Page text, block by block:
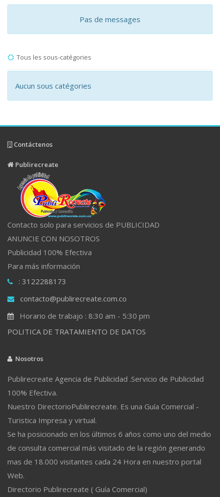
Pas de messages
Tous les sous-catégories
Aucun sous catégories
Contáctenos
Publirecreate
Contacto solo para servicios de PUBLICIDAD
ANUNCIE CON NOSOTROS
Publicidad 100% Efectiva
Para más información
: 3122288173
contacto@publirecreate.com.co
Horario de trabajo : 8:30 am - 5:30 pm
POLITICA DE TRATAMIENTO DE DATOS
Nosotros
Publirecreate Agencia de Publicidad .Servicio de Publicidad
100% Efectiva.
Nuestro DirectorioPublirecreate. Es una Guía Comercial -
Turistica Impresa y virtual.
Se ha posicionado en los últimos 6 años como uno del medio
de consulta comercial más visitado de la región generando
mas de 18.000 visitantes cada 24 Hora en nuestro portal
Web.
Directorio Publirecreate ( Guía Comercial)